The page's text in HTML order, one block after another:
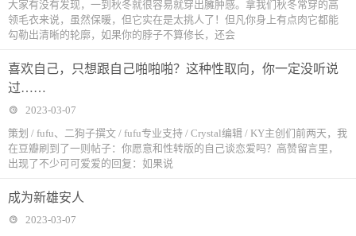
大家有没有发现，一到秋冬就很容易就穿出臃肿感。拿我们秋冬常穿的高
领毛衣来说，虽然保暖，但它实在是太挑人了！但凡你身上有点肉它都能
勾勒出清晰的轮廓，如果你的脖子不算修长，还会
喜欢自己，只想跟自己啪啪啪？这种性取向，你一定没听说
过……
2023-03-07
策划 / fufu、二狗子撰文 / fufu专业支持 / Crystal编辑 / KY主创们前两天，我
在豆瓣刷到了一则帖子：你愿意和性转版的自己谈恋爱吗？高赞留言里，
出现了不少可可爱爱的回复：如果说
成为新雄安人
2023-03-07